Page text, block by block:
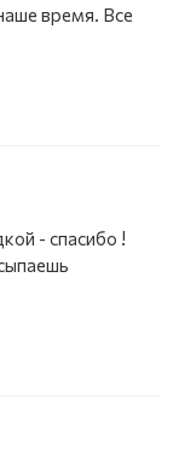
время. Все
- спасибо !